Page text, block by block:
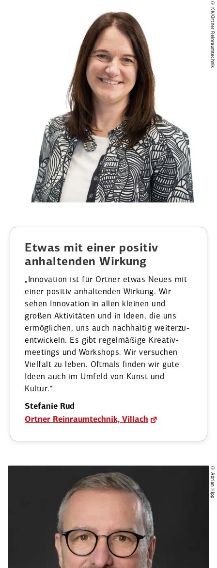
© KK/Ortner Reinraum­technik
Etwas mit einer positiv
anhal­tenden Wirkung
„Innovation ist für Ortner etwas Neues mit
einer positiv anhal­tenden Wirkung. Wir
sehen Innovation in allen kleinen und
großen Aktivi­täten und in Ideen, die uns
ermög­lichen, uns auch nachhaltig weiter­zu­
ent­wi­ckeln. Es gibt regel­mäßige Kreativ­
mee­tings und Workshops. Wir versuchen
Vielfalt zu leben. Oftmals finden wir gute
Ideen auch im Umfeld von Kunst und
Kultur.“
Stefanie Rud
Ortner Reinraum­technik, Villach
© Adrian Hipp